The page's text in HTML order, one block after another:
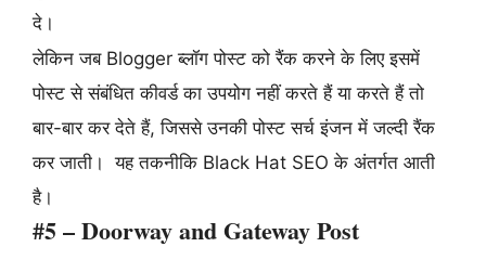
दे।
लेकिन जब Blogger ब्लॉग पोस्ट को रैंक करने के लिए इसमें
पोस्ट से संबंधित कीवर्ड का उपयोग नहीं करते हैं या करते हैं तो
बार-बार कर देते हैं, जिससे उनकी पोस्ट सर्च इंजन में जल्दी रैंक
कर जाती। यह तकनीकि Black Hat SEO के अंतर्गत आती
है।
#5 – Doorway and Gateway Post